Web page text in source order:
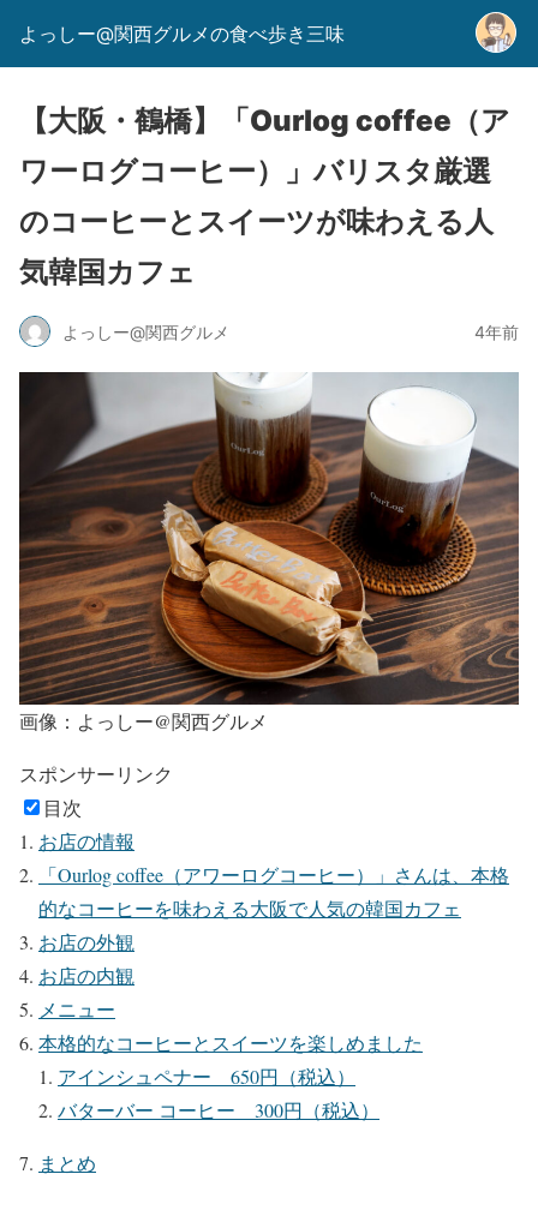
よっしー@関西グルメの食べ歩き三味
【大阪・鶴橋】「Ourlog coffee（ア
ワーログコーヒー）」バリスタ厳選
のコーヒーとスイーツが味わえる人
気韓国カフェ
よっしー@関西グルメ 4年前
画像：よっしー@関西グルメ
スポンサーリンク
目次
お店の情報
「Ourlog coffee（アワーログコーヒー）」さんは、本格
的なコーヒーを味わえる大阪で人気の韓国カフェ
お店の外観
お店の内観
メニュー
本格的なコーヒーとスイーツを楽しめました
アインシュペナー 650円（税込）
バターバー コーヒー 300円（税込）
まとめ